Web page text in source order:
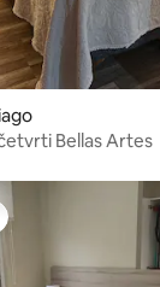
Bellas Artes
s oznakom